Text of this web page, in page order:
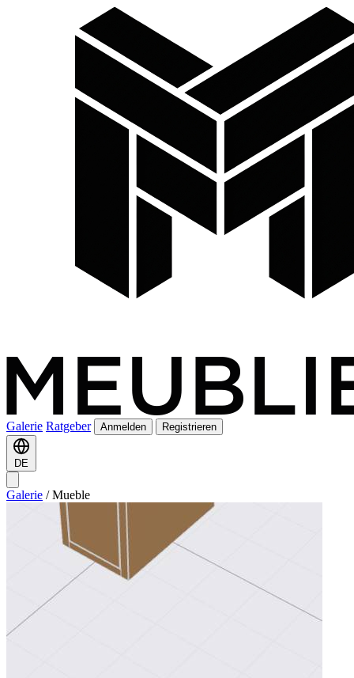
Galerie Ratgeber Anmelden Registrieren
DE
Galerie / Mueble